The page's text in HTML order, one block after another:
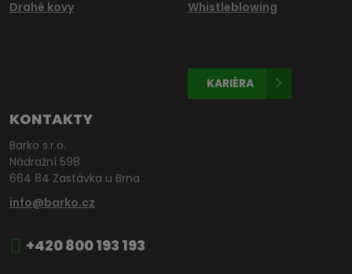
Drahé kovy
Whistleblowing
KARIÉRA
KONTAKTY
Barko s.r.o.
Nádražní 598
664 84 Zastávka u Brna
info@barko.cz
+420 800 193 193